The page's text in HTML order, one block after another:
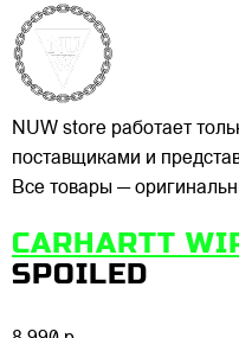
NUW store работает
поставщиками и
Все товары —
CARHARTT
SPOILED